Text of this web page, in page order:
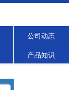
公司动态
产品知识